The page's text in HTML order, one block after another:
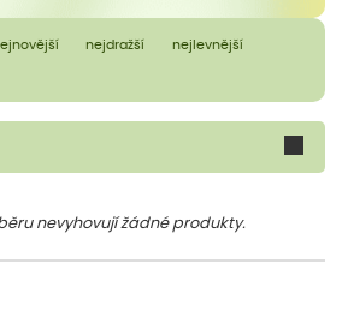
nejdražší nejlevnější
nevyhovují žádné produkty.